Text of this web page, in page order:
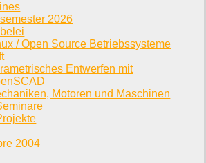
2026
/ Open Source Betriebssysteme
Entwerfen mit
Motoren und Maschinen
2004